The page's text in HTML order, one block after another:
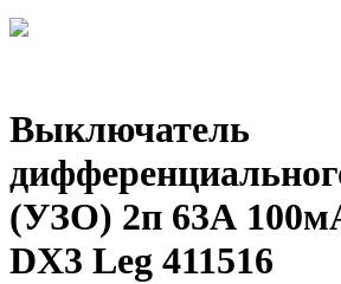
Выключатель
(УЗО) 2п 63А
DX3 Leg 411516